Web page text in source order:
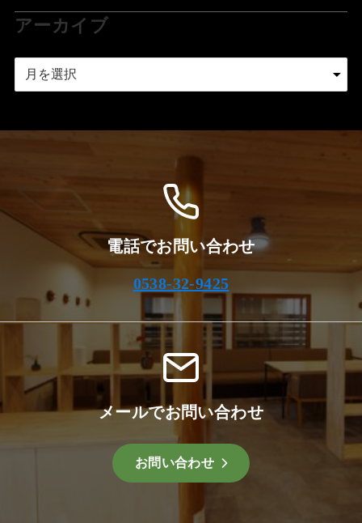
アーカイブ
電話でお問い合わせ
0538-32-9425
メールでお問い合わせ
お問い合わせ